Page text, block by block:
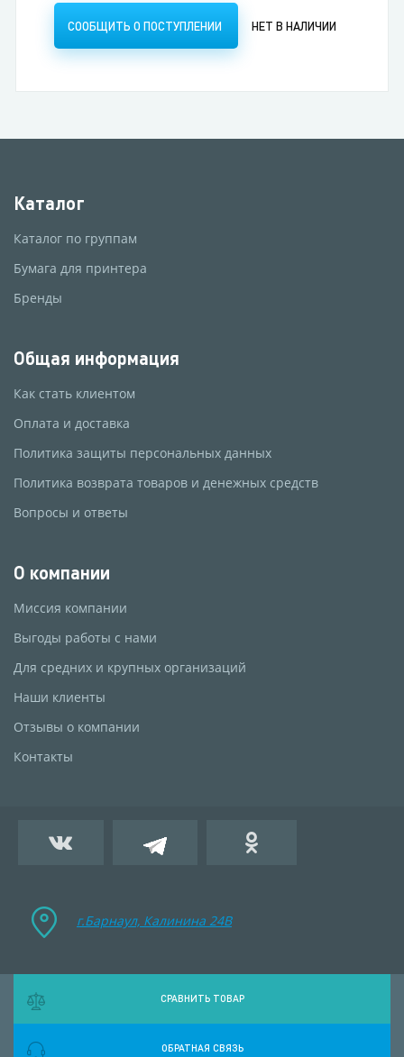
СООБЩИТЬ О ПОСТУПЛЕНИИ НЕТ В НАЛИЧИИ
Каталог
Каталог по группам
Бумага для принтера
Бренды
Общая информация
Как стать клиентом
Оплата и доставка
Политика защиты персональных данных
Политика возврата товаров и денежных средств
Вопросы и ответы
О компании
Миссия компании
Выгоды работы с нами
Для средних и крупных организаций
Наши клиенты
Отзывы о компании
Контакты
г.Барнаул, Калинина 24B
СРАВНИТЬ ТОВАР
ОБРАТНАЯ СВЯЗЬ